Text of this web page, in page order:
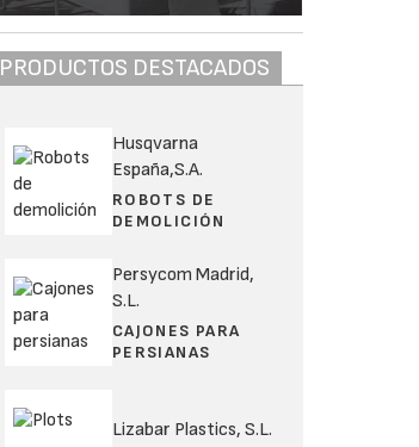
PRODUCTOS DESTACADOS
Husqvarna
España,S.A.
ROBOTS DE
DEMOLICIÓN
Persycom Madrid,
S.L.
CAJONES PARA
PERSIANAS
Lizabar Plastics, S.L.